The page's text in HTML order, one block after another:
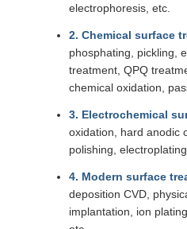
electrophoresis, etc.
2. Chemical surface
phosphating, pickling,
treatment, QPQ
chemical oxidation,
3. Electrochemical
oxidation, hard anodic
polishing,
4. Modern surface
deposition CVD,
implantation, ion